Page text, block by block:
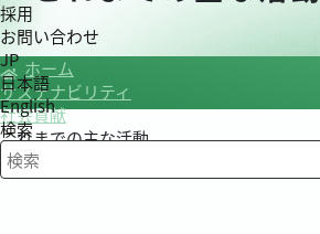
採用
お問い合わせ
JP
日本語
English
検索
検索キーワード入力
ホーム
サステナビリティ
社会貢献
これまでの主な活動